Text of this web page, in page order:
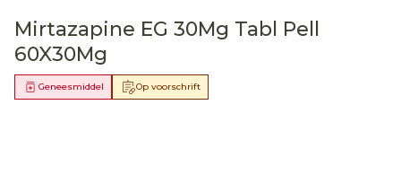
Mirtazapine EG 30Mg Tabl Pell
60X30Mg
Op voorschrift
Geneesmiddel